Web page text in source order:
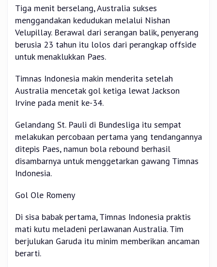
Tiga menit berselang, Australia sukses
menggandakan kedudukan melalui Nishan
Velupillay. Berawal dari serangan balik, penyerang
berusia 23 tahun itu lolos dari perangkap offside
untuk menaklukkan Paes.
Timnas Indonesia makin menderita setelah
Australia mencetak gol ketiga lewat Jackson
Irvine pada menit ke-34.
Gelandang St. Pauli di Bundesliga itu sempat
melakukan percobaan pertama yang tendangannya
ditepis Paes, namun bola rebound berhasil
disambarnya untuk menggetarkan gawang Timnas
Indonesia.
Gol Ole Romeny
Di sisa babak pertama, Timnas Indonesia praktis
mati kutu meladeni perlawanan Australia. Tim
berjulukan Garuda itu minim memberikan ancaman
berarti.